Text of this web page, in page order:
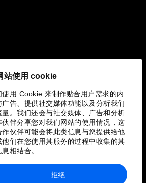
站使用 cookie
使用 Cookie 来制作贴合用户需求的内
广告、提供社交媒体功能以及分析我们
量。我们还会与社交媒体、广告和分析
伙伴分享您对我们网站的使用情况，这
作伙伴可能会将此类信息与您提供给他
他们在您使用其服务的过程中收集的其
相结合。
拒绝